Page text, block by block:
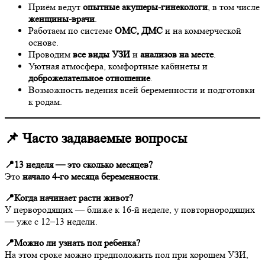
Приём ведут опытные акушеры-гинекологи, в том числе
женщины-врачи.
Работаем по системе ОМС, ДМС и на коммерческой
основе.
Проводим все виды УЗИ и анализов на месте.
Уютная атмосфера, комфортные кабинеты и
доброжелательное отношение.
Возможность ведения всей беременности и подготовки
к родам.
📌 Часто задаваемые вопросы
📍13 неделя — это сколько месяцев?
Это начало 4-го месяца беременности
📍Когда начинает расти живот?
У первородящих — ближе к 16-й неделе, у повторнородящих
— уже с 12–13 недели.
📍Можно ли узнать пол ребенка?
На этом сроке можно предположить пол при хорошем УЗИ,